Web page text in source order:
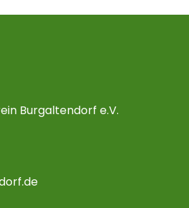
Burgaltendorf e.V.